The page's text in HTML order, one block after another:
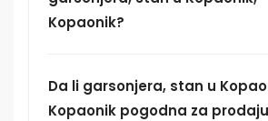
Kopaonik?
Da li garsonjera, stan u
Kopaonik pogodna za